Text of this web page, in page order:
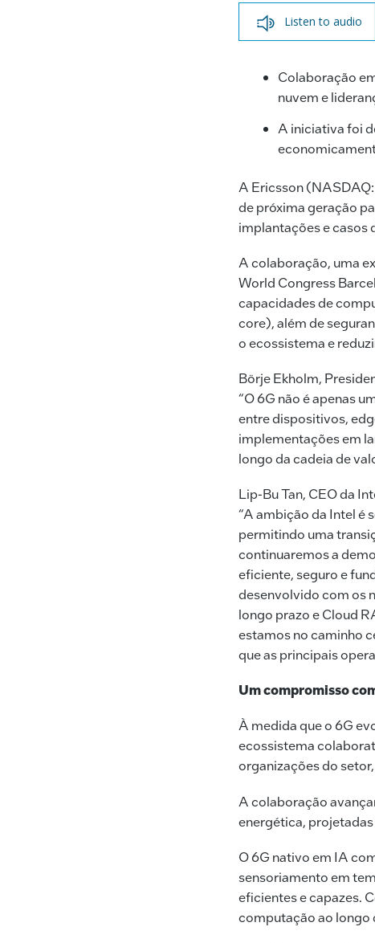
Listen to audio
Colaboração
nuvem e
A iniciativa foi
A Ericsson
de próxima geração
implantações e casos
A colaboração, uma
World Congress
capacidades de
core), além de
o ecossistema e
Börje Ekholm,
“O 6G não é apenas
entre dispositivos,
implementações em
longo da cadeia de
Lip-Bu Tan, CEO da
“A ambição da Intel é
permitindo uma
continuaremos a
eficiente, seguro e
desenvolvido com os
longo prazo e Cloud
estamos no caminho
que as principais
Um compromisso
À medida que o 6G
ecossistema
organizações do
A colaboração
energética,
O 6G nativo em IA
sensoriamento em
eficientes e capazes.
computação ao longo